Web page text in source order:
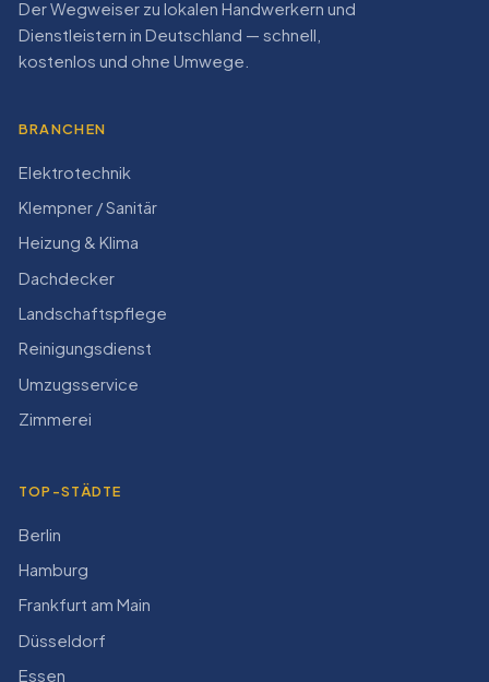
Der Wegweiser zu lokalen Handwerkern und
Dienstleistern in Deutschland — schnell,
kostenlos und ohne Umwege.
BRANCHEN
Elektrotechnik
Klempner / Sanitär
Heizung & Klima
Dachdecker
Landschaftspflege
Reinigungsdienst
Umzugsservice
Zimmerei
TOP-STÄDTE
Berlin
Hamburg
Frankfurt am Main
Düsseldorf
Essen